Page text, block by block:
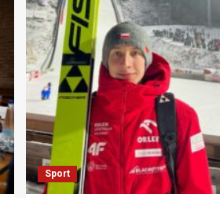
Inter
i
zmierzają
po
ćwierćfinał.
Zobacz,
furorę
robi
sensacja
Ligi
Mistrzów
Sport